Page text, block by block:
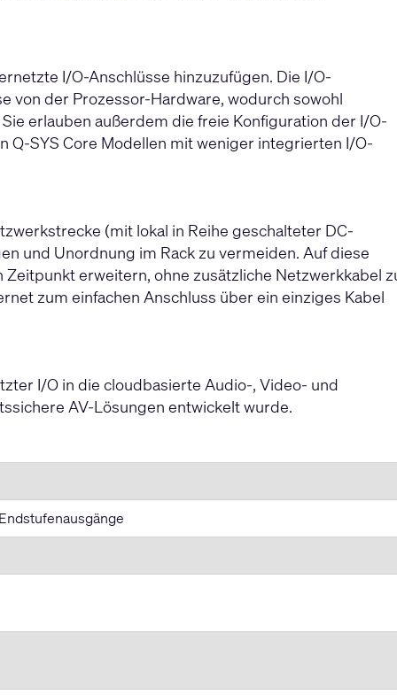
I/O-Anschlüsse hinzuzufügen. Die I/O-
von der Prozessor-Hardware, wodurch sowohl
erlauben außerdem die freie Konfiguration der I/O-
Q-SYS Core Modellen mit weniger integrierten I/O-
(mit lokal in Reihe geschalteter DC-
und Unordnung im Rack zu vermeiden. Auf diese
erweitern, ohne zusätzliche Netzwerkkabel
zum einfachen Anschluss über ein einziges Kabel
I/O in die cloudbasierte Audio-, Video- und
AV-Lösungen entwickelt wurde.